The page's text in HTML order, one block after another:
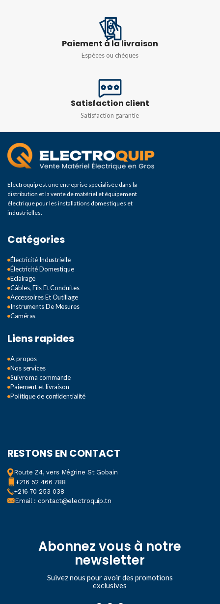
IP65
Paiement à la livraison
Espèces ou chèques
Satisfaction client
Satisfaction garantie
Electroquip est une entreprise spécialisée dans la
distribution et la vente de matériel et équipement
électrique pour les installations domestiques et
industrielles.
Catégories
Électricité Industrielle
Électricité Domestique
Eclairage
Câbles, Fils Et Conduites
Accessoires Et Outillage
Instruments De Mesures
Caméras
Liens rapides
A propos
Nos services
Suivre ma commande
Paiement et livraison
Politique de confidentialité
RESTONS EN CONTACT
Route Z4, vers Mégrine St Gobain
+216 52 466 788
+216 70 253 038
Email : contact@electroquip.tn
Abonnez vous à notre
newsletter
Suivez nous pour avoir des promotions
exclusives